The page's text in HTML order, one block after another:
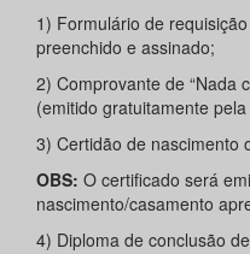
1) Formulário de
preenchido e assinado;
2) Comprovante de “Nada
(emitido gratuitamente pela
3) Certidão de nascimento
OBS: O certificado será
nascimento/casamento
4) Diploma de conclusão